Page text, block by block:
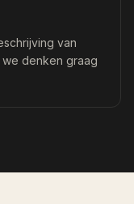
van
denken graag